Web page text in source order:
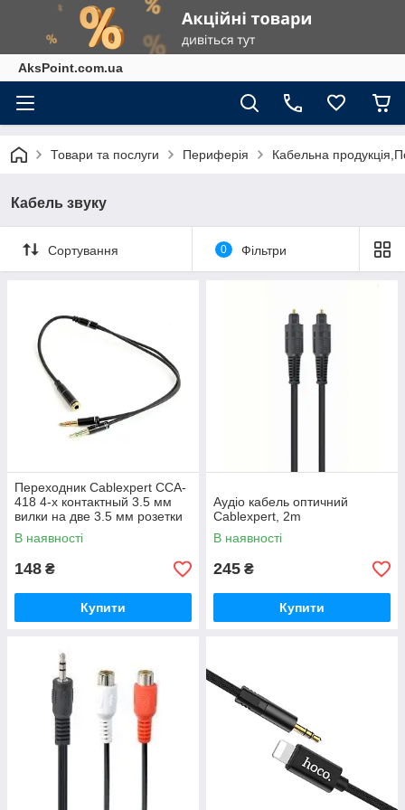
AksPoint.com.ua
Товари та послуги Периферія Кабельна
Кабель звуку
Сортування 0 Фільтри
Переходник Cablexpert CCA-
418 4-х контактный 3.5 мм
вилки на две 3.5 мм розетки
(стерео аудио + моно
микрофон)
В наявності
148 ₴
Купити
Аудіо кабель оптичний
Cablexpert, 2m
В наявності
245 ₴
Купити